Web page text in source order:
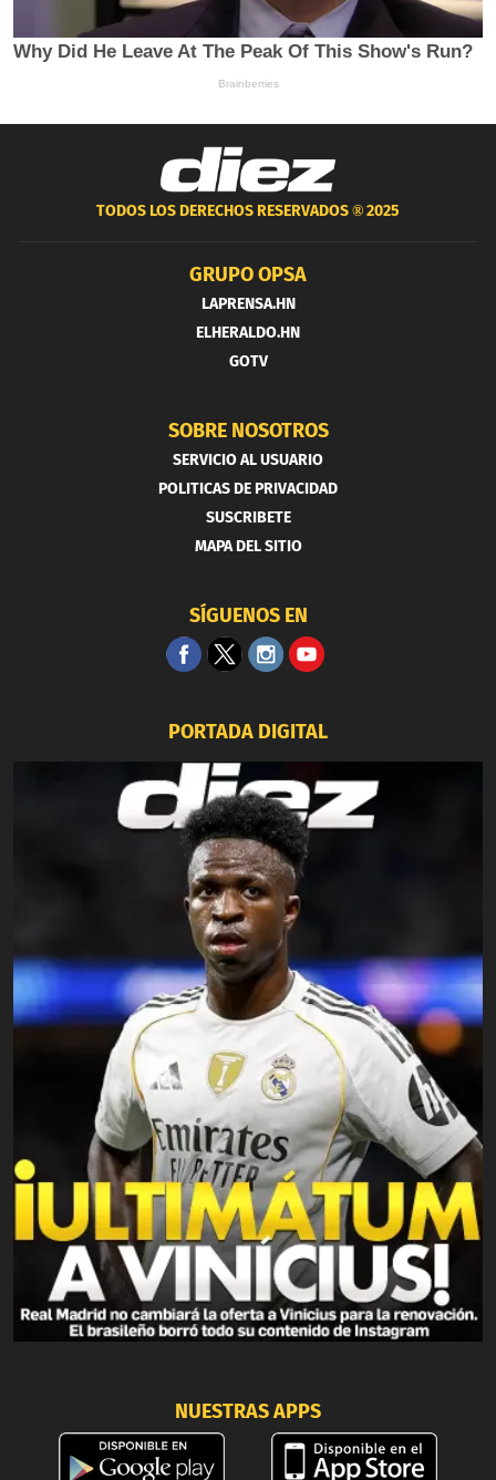
TODOS LOS DERECHOS RESERVADOS ®2025
GRUPO OPSA
LAPRENSA.HN
ELHERALDO.HN
GOTV
SOBRE NOSOTROS
SERVICIO AL USUARIO
POLITICAS DE PRIVACIDAD
SUSCRIBETE
MAPA DEL SITIO
SÍGUENOS EN
PORTADA DIGITAL
NUESTRAS APPS